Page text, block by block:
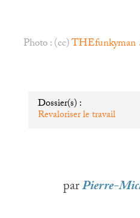
Photo : (cc)THEfunkyman
Dossier(s) :
Revaloriser le travail
parPierre-